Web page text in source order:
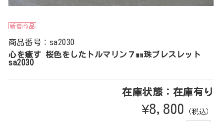
新着商品
商品番号：sa2030
心を癒す 桜色をしたトルマリン７㎜珠ブレスレット
sa2030
在庫状態：在庫有り
¥8,800 （税込）